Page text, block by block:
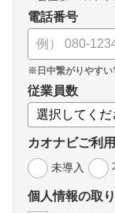
電話番号
従業員数
カオナビご利
未導入
個人情報の取